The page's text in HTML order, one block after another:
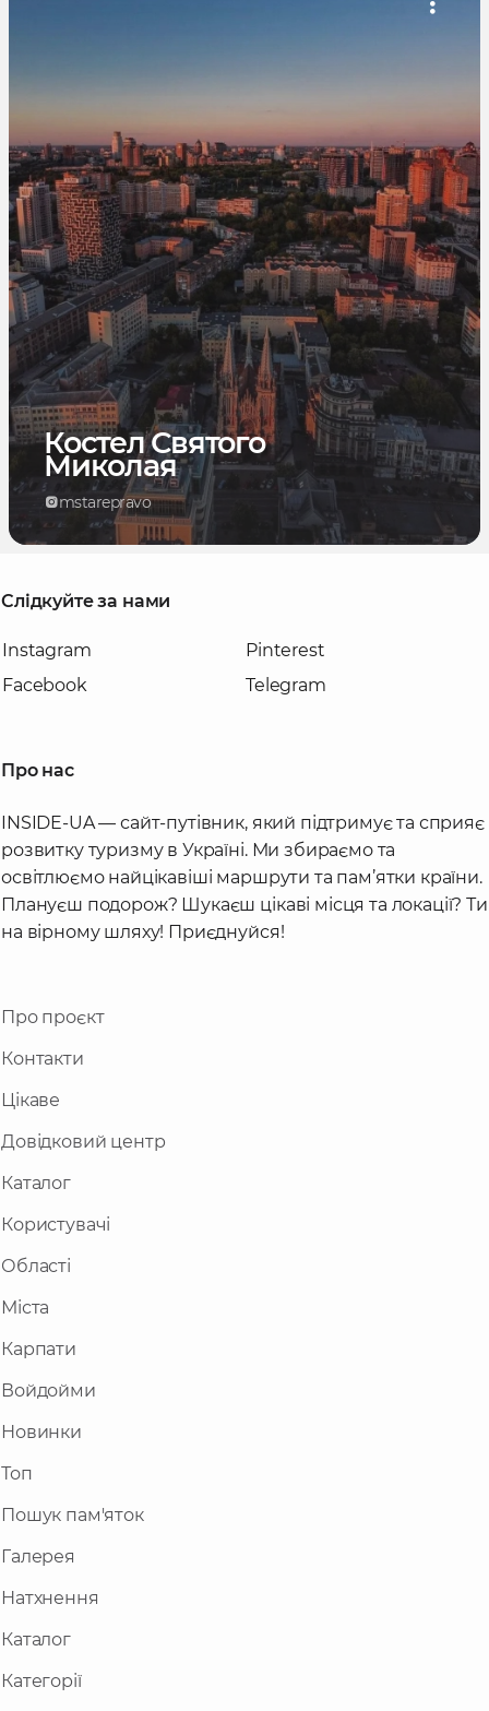
Костел Святого
Миколая
mstarepravo
Слідкуйте за нами
Instagram
Facebook
Pinterest
Telegram
Про нас
INSIDE-UA — сайт-путівник, який підтримує та сприяє
розвитку туризму в Україні. Ми збираємо та
освітлюємо найцікавіші маршрути та пам’ятки країни.
Плануєш подорож? Шукаєш цікаві місця та локації? Ти
на вірному шляху! Приєднуйся!
Про проєкт
Контакти
Цікаве
Довідковий центр
Каталог
Користувачі
Області
Міста
Карпати
Войдойми
Новинки
Топ
Пошук пам'яток
Галерея
Натхнення
Каталог
Категорії